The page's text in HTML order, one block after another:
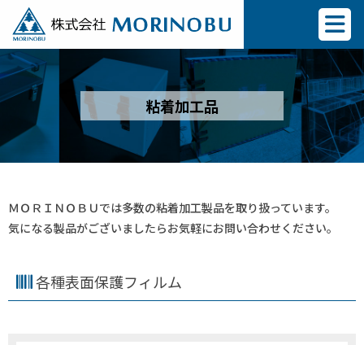
粘着加工品
ＭＯＲＩＮＯＢＵでは多数の粘着加工製品を取り扱っています。
気になる製品がございましたらお気軽にお問い合わせください。
各種表面保護フィルム